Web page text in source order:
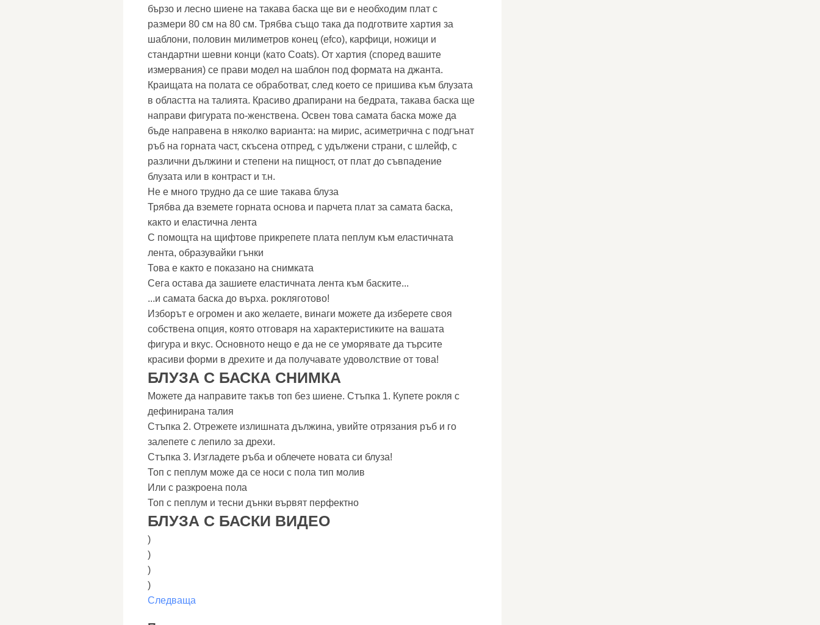
бързо и лесно шиене на такава баска ще ви е необходим плат с
размери 80 см на 80 см. Трябва също така да подготвите хартия за
шаблони, половин милиметров конец (efco), карфици, ножици и
стандартни шевни конци (като Coats). От хартия (според вашите
измервания) се прави модел на шаблон под формата на джанта.
Краищата на полата се обработват, след което се пришива към блузата
в областта на талията. Красиво драпирани на бедрата, такава баска ще
направи фигурата по-женствена. Освен това самата баска може да
бъде направена в няколко варианта: на мирис, асиметрична с подгънат
ръб на горната част, скъсена отпред, с удължени страни, с шлейф, с
различни дължини и степени на пищност, от плат до съвпадение
блузата или в контраст и т.н.
Не е много трудно да се шие такава блуза
Трябва да вземете горната основа и парчета плат за самата баска,
както и еластична лента
С помощта на щифтове прикрепете плата пеплум към еластичната
лента, образувайки гънки
Това е както е показано на снимката
Сега остава да зашиете еластичната лента към баските...
...и самата баска до върха. рокляготово!
Изборът е огромен и ако желаете, винаги можете да изберете своя
собствена опция, която отговаря на характеристиките на вашата
фигура и вкус. Основното нещо е да не се уморявате да търсите
красиви форми в дрехите и да получавате удоволствие от това!
БЛУЗА С БАСКА СНИМКА
Можете да направите такъв топ без шиене. Стъпка 1. Купете рокля с
дефинирана талия
Стъпка 2. Отрежете излишната дължина, увийте отрязания ръб и го
залепете с лепило за дрехи.
Стъпка 3. Изгладете ръба и облечете новата си блуза!
Топ с пеплум може да се носи с пола тип молив
Или с разкроена пола
Топ с пеплум и тесни дънки вървят перфектно
БЛУЗА С БАСКИ ВИДЕО
)
)
)
)
Следваща